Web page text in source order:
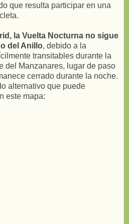
que resulta participar en una
la Vuelta Nocturna no sigue
del Anillo, debido a la
transitables durante la
del Manzanares, lugar de paso
cerrado durante la noche.
alternativo que puede
este mapa: